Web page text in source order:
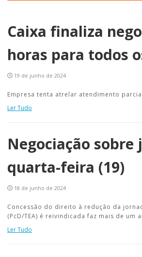
Caixa finaliza
horas para todos
19 de junho de 2024
Empresa tenta atrelar atendimento
Ler Tudo
Negociação sobre
quarta-feira (19)
18 de junho de 2024
Concessão do direito à redução da
(PcD/TEA) é reivindicada faz mais de um
Ler Tudo